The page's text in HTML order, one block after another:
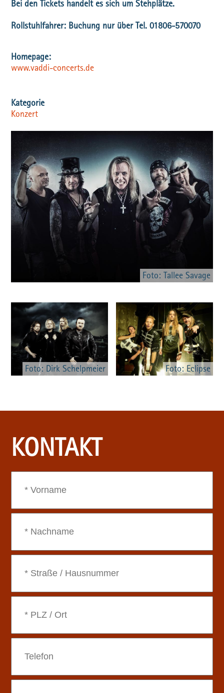
Foto: Tallee Savage
Foto: Dirk Schelpmeier Foto: Eclipse
Bei den Tickets handelt es sich um Stehplätze.
Rollstuhlfahrer: Buchung nur über Tel. 01806-570070
www.vaddi-concerts.de
Konzert
KONTAKT